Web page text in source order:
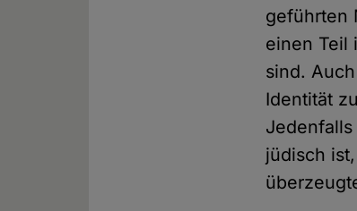
geführten
einen Teil
sind.
Identität
jüdisch ist,